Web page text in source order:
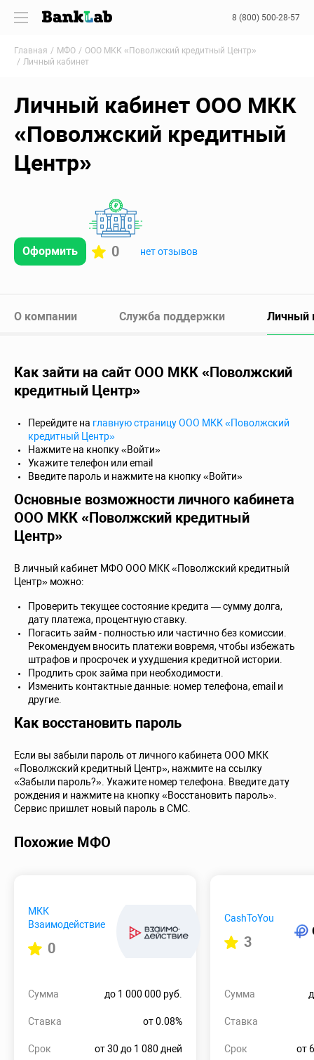
8 (800) 500-28-57
Главная МФО
ООО МКК «Поволжский кредитный Центр»
Личный кабинет
Личный кабинет ООО МКК
«Поволжский кредитный
Центр»
Оформить 0 нет отзывов
О компании Служба поддержки Личный
Как зайти на сайт ООО МКК «Поволжский
кредитный Центр»
Перейдите на главную страницу ООО МКК «Поволжский
кредитный Центр»
Нажмите на кнопку «Войти»
Укажите телефон или email
Введите пароль и нажмите на кнопку «Войти»
Основные возможности личного кабинета
ООО МКК «Поволжский кредитный
Центр»
В личный кабинет МФО ООО МКК «Поволжский кредитный
Центр» можно:
Проверить текущее состояние кредита — сумму долга,
дату платежа, процентную ставку.
Погасить займ - полностью или частично без комиссии.
Рекомендуем вносить платежи вовремя, чтобы избежать
штрафов и просрочек и ухудшения кредитной истории.
Продлить срок займа при необходимости.
Изменить контактные данные: номер телефона, email и
другие.
Как восстановить пароль
Если вы забыли пароль от личного кабинета ООО МКК
«Поволжский кредитный Центр», нажмите на ссылку
«Забыли пароль?». Укажите номер телефона. Введите дату
рождения и нажмите на кнопку «Восстановить пароль».
Сервис пришлет новый пароль в СМС.
Похожие МФО
МКК
Взаимодействие
0
Сумма до 1 000 000 руб.
Ставка от 0.08%
Срок от 30 до 1 080 дней
CashToYou
3
Сумма
Ставка
Срок от